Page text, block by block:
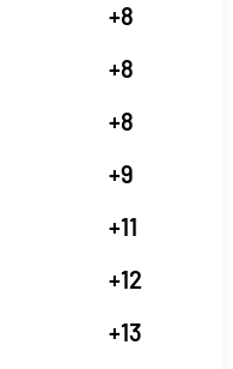
+8
+8
+8
+9
+11
+12
+13